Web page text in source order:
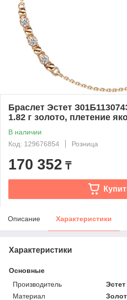
Браслет Эстет
1.82 г золото, плетение
В наличии
Код: 129676854
Розница
170 352 ₸
Описание Характеристики
Характеристики
Основные
Производитель
Эстет
Материал